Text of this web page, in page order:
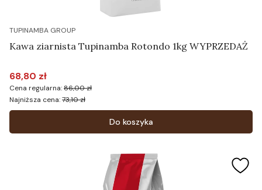
TUPINAMBA GROUP
Kawa ziarnista Tupinamba Rotondo 1kg WYPRZEDAŻ
Cena promocyjna
68,80 zł
Cena regularna:86,00 zł
Najniższa cena:73,10 zł
Do koszyka